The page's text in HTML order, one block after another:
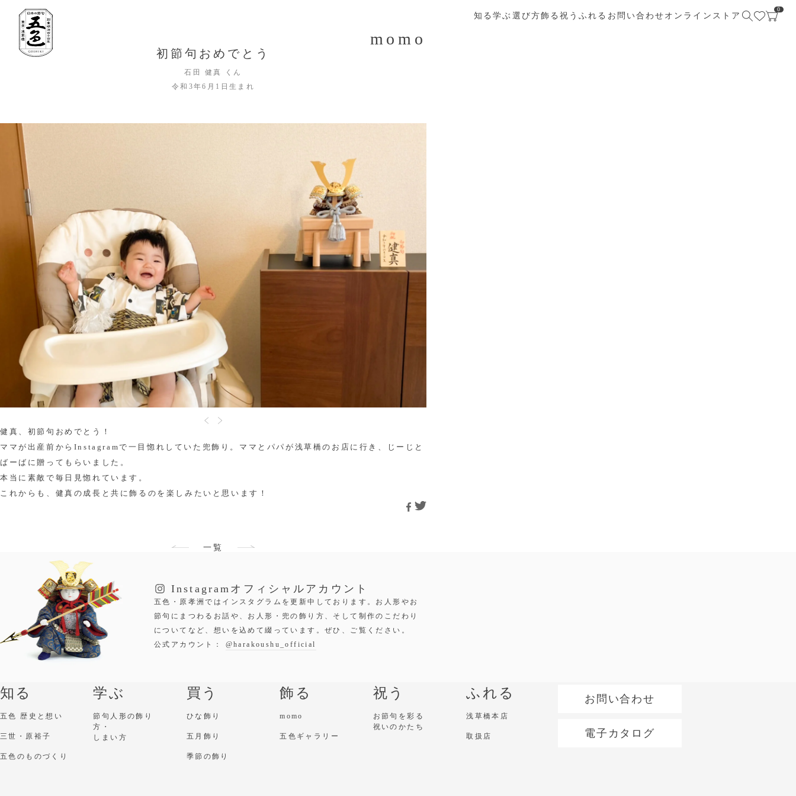
知る学ぶ 選び方飾る祝うふれる お問い合わせ オンラインストア
0
momo
初節句おめでとう
石田 健真 くん
令和3年6月1日生まれ
健真、初節句おめでとう！
ママが出産前からInstagramで一目惚れしていた兜飾り。ママとパパが浅草橋のお店に行き、じーじと
ばーばに贈ってもらいました。
本当に素敵で毎日見惚れています。
これからも、健真の成長と共に飾るのを楽しみたいと思います！
一覧
Instagram オフィシャルアカウント
五色・原孝洲ではインスタグラムを更新中しております。お人形やお
節句にまつわるお話や、お人形・兜の飾り方、そして制作のこだわり
についてなど、想いを込めて綴っています。ぜひ、ご覧ください。
公式アカウント： @harakoushu_official
知る
五色 歴史と想い
三世・原裕子
五色のものづくり
学ぶ
節句人形の飾り
方・
しまい方
買う
ひな飾り
五月飾り
季節の飾り
飾る
momo
五色ギャラリー
祝う
お節句を彩る
祝いのかたち
ふれる
浅草橋本店
取扱店
お問い合わせ
電子カタログ